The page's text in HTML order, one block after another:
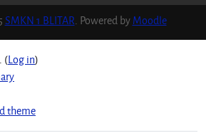
SMKN 1 BLITAR. Powered byMoodle
(Log in)
theme